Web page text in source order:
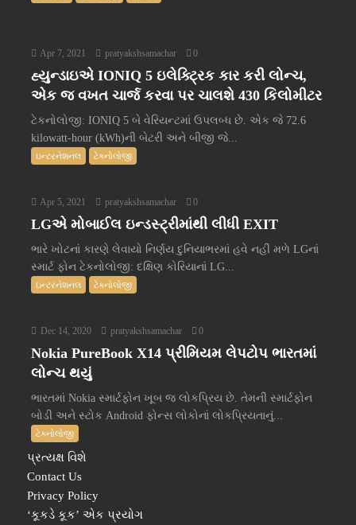
Apr 7, 2021 pratyakshsamachar 0
હ્યુન્ડાઇએ IONIQ 5 ઇલેક્ટ્રિક કાર કરી લોન્ચ,
એક જ વખત ચાર્જ કરવા પર ચાલશે 430 કિલોમીટર
ટેકનોલોજી: IONIQ 5 બે વેરિયન્ટમાં ઉપલબ્ધ છે. એક જે 72.6
kilowatt-hour (kWh)ની બેટરી અને બીજી જે...
ઇન્ટરનેશનલ ટેક્નોલોજી
Apr 5, 2021 pratyakshsamachar 0
LGએ મોબાઈલ ઇન્ડસ્ટ્રીમાંથી લીધી EXIT
ભારે ખોટનાં કારણે લેવાયો નિર્ણય દુનિયાભરમાં હવે નહીં મળે LGનાં
સ્માર્ટ ફોન ટેકનોલોજી: દક્ષિણ કોરિયાનાં LG...
ઇન્ટરનેશનલ ટેક્નોલોજી
Dec 14, 2020 pratyakshsamachar 0
Nokia PureBook X14 પ્રીમિયમ લેપટોપ ભારતમાં
લોન્ચ થયું
ભારતમાં Nokia સ્માર્ટફોન ખૂબ જ લોકપ્રિય છે. તેમની સ્માર્ટફોન
બોડી અને સ્ટોક Android ફોન્સ લોકોનાં લોકપ્રિયતાનું...
ટેક્નોલોજી
પ્રત્યક્ષ વિશે
Contact Us
Privacy Policy
‘કૂકડે કૂક’ એક પ્રયોગ